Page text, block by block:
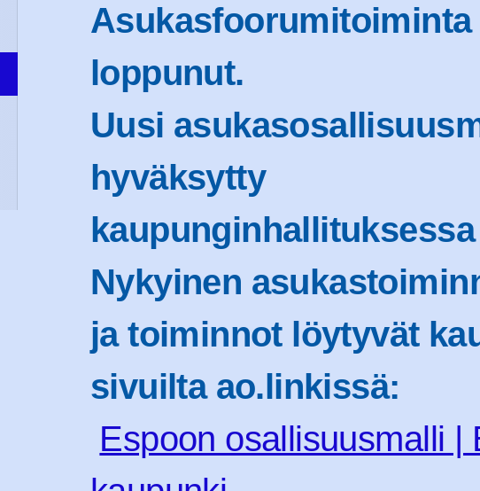
Asukasfoorumitoiminta
loppunut.
Uusi
hyväksytty
kaupunginhallituksessa
Nykyinen
ja toiminnot löytyvät
sivuilta ao.linkissä:
Espoon osallisuusmalli |